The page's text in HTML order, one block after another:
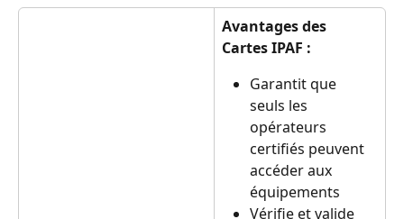
Avantages des
Cartes IPAF :
Garantit que
seuls les
opérateurs
certifiés peuvent
accéder aux
équipements
Vérifie et valide